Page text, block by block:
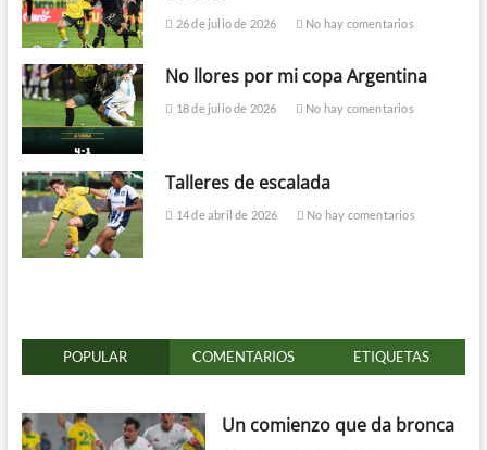
26 de julio de 2026 No hay comentarios
No llores por mi copa Argentina
18 de julio de 2026 No hay comentarios
Talleres de escalada
14 de abril de 2026 No hay comentarios
POPULAR COMENTARIOS ETIQUETAS
Un comienzo que da bronca